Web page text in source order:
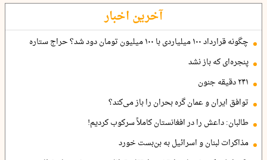
آخرین اخبار
چگونه قرارداد ۱۰۰ میلیاردی با ۱۰۰ میلیون تومان دود شد؟ حراج ستاره
پنجره‌ای که باز نشد
۲۴۱ دقیقه جنون
توافق ایران و عمان گره بحران را باز می‌کند؟
طالبان: داعش را در افغانستان کاملاً سرکوب کردیم!
مذاکرات لبنان و اسرائیل به بن‌بست خورد